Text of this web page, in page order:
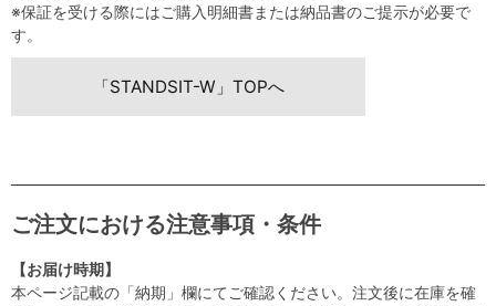
※保証を受ける際にはご購入明細書または納品書のご提示が必要で
す。
「STANDSIT-W」TOPへ
ご注文における注意事項・条件
【お届け時期】
本ページ記載の「納期」欄にてご確認ください。注文後に在庫を確